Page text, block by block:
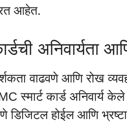
आहेत.
अनिवार्यता
वाढवणे आणि रोख
स्मार्ट कार्ड अनिवार्य
डिजिटल होईल आणि